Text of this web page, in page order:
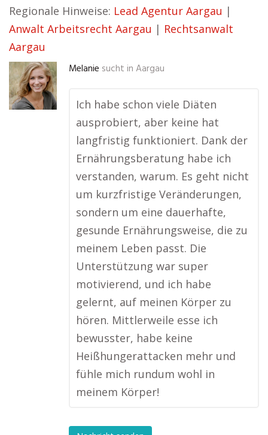
Regionale Hinweise: Lead Agentur Aargau |
Anwalt Arbeitsrecht Aargau | Rechtsanwalt
Aargau
Melanie sucht in Aargau
Ich habe schon viele Diäten
ausprobiert, aber keine hat
langfristig funktioniert. Dank der
Ernährungsberatung habe ich
verstanden, warum. Es geht nicht
um kurzfristige Veränderungen,
sondern um eine dauerhafte,
gesunde Ernährungsweise, die zu
meinem Leben passt. Die
Unterstützung war super
motivierend, und ich habe
gelernt, auf meinen Körper zu
hören. Mittlerweile esse ich
bewusster, habe keine
Heißhungerattacken mehr und
fühle mich rundum wohl in
meinem Körper!